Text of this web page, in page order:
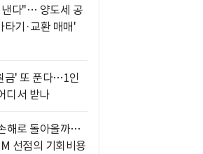
낸다"… 양도세 공
타기·교환 매매'
금' 또 푼다…1인
디서 받나
해로 돌아올까…
선점의 기회비용